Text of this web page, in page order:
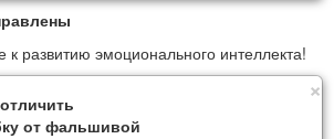
развитию эмоционального интеллекта!
×
от фальшивой